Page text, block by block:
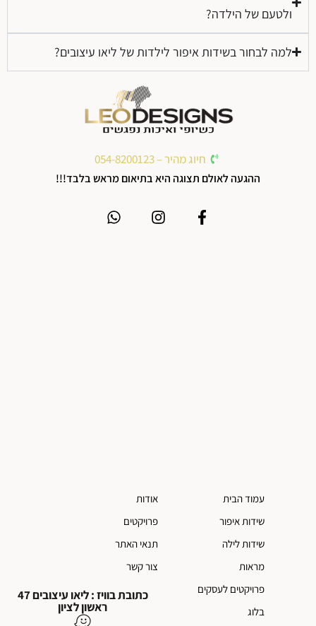
ולטעם של הילדה?
למה לבחור בשידות איפור לילדות של ליאו עיצובים?
חיוג מהיר – 054-8200123
ההגעה לאולם תצוגה היא בתיאום מראש בלבד!!!
עמוד הבית
שידות איפור
שידות לילה
מראות
פרויקטים לעסקים
בלוג
אודות
פרויקטים
תנאי האתר
צור קשר
כתובת בוויז : ליאו עיצובים 47
ראשון לציון